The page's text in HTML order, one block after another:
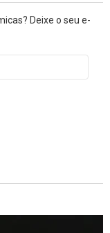
Deixe o seu e-